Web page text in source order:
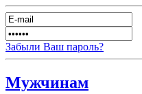
Забыли Ваш пароль?
Мужчинам